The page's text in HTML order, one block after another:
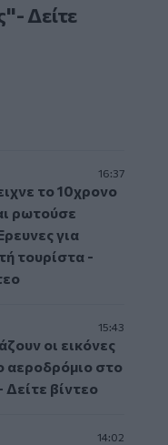
Δείτε
16:37
το 10χρονο
ρωτούσε
για
τουρίστα -
15:43
οι εικόνες
αεροδρόμιο στο
Δείτε βίντεο
14:02